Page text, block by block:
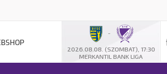
-
2026.08.08. (SZOMBAT), 17:30
MERKANTIL BANK LIGA